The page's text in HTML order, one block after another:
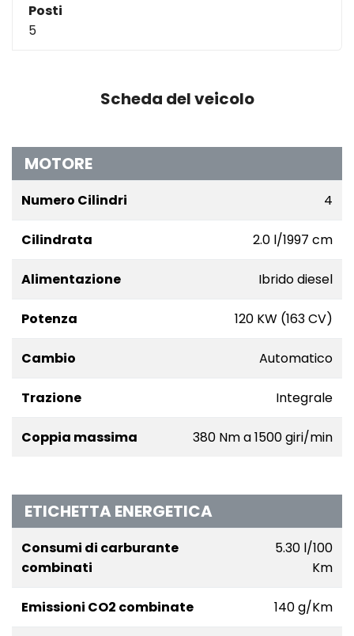
Posti
5
Scheda del veicolo
MOTORE
Numero Cilindri 4
Cilindrata 2.0 l/1997 cm
Alimentazione Ibrido diesel
Potenza 120 KW (163 CV)
Cambio Automatico
Trazione Integrale
Coppia massima 380 Nm a 1500 giri/min
ETICHETTA ENERGETICA
Consumi di carburante
combinati
5.30 l/100
Km
Emissioni CO2 combinate 140 g/Km